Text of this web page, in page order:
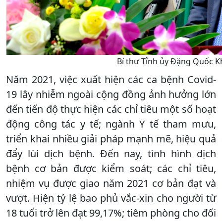
Bí thư Tỉnh ủy Đặng Quốc
Năm 2021, việc xuất hiện các ca bệnh Covid-
19 lây nhiễm ngoài cộng đồng ảnh hưởng lớn
đến tiến độ thực hiện các chỉ tiêu một số hoạt
động công tác y tế; ngành Y tế tham mưu,
triển khai nhiều giải pháp mạnh mẽ, hiệu quả
đẩy lùi dịch bệnh. Đến nay, tình hình dịch
bệnh cơ bản được kiểm soát; các chỉ tiêu,
nhiệm vụ được giao năm 2021 cơ bản đạt và
vượt. Hiện tỷ lệ bao phủ vắc-xin cho người từ
18 tuổi trở lên đạt 99,17%; tiêm phòng cho đối